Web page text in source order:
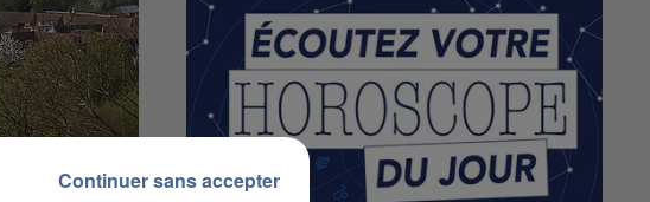
Continuer sans accepter